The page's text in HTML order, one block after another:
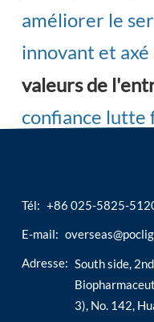
améliorer le
innovant et
valeurs de
confiance lutte
Tél: +86 025-5825-
E-mail:
Adresse: South side,
3), No. 142,